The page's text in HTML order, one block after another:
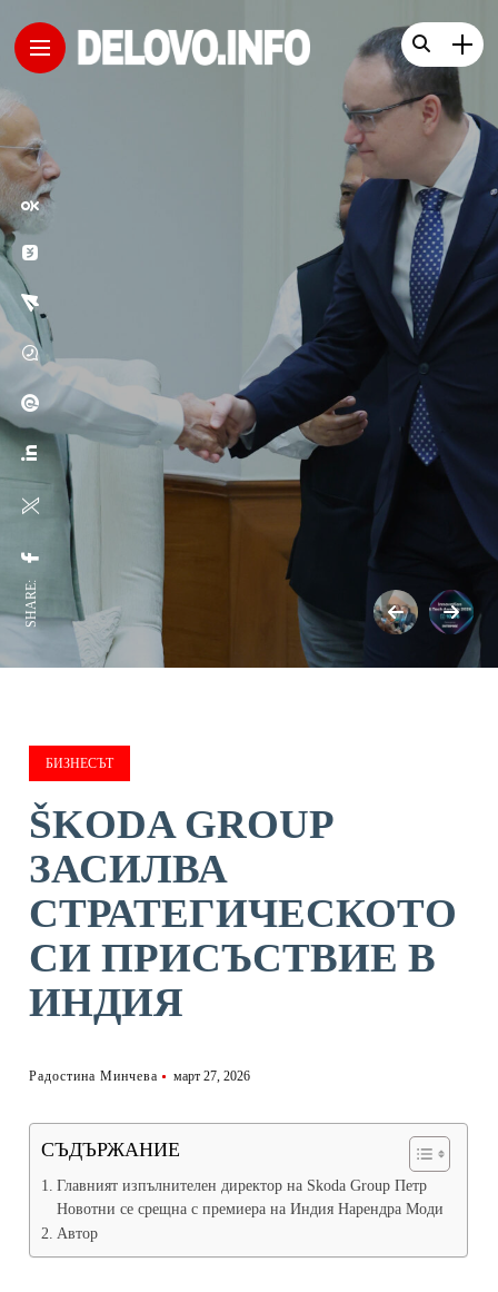
SHARE:
БИЗНЕСЪТ
ŠKODA GROUP
ЗАСИЛВА
СТРАТЕГИЧЕСКОТО
СИ ПРИСЪСТВИЕ В
ИНДИЯ
Радостина Минчева март 27, 2026
СЪДЪРЖАНИЕ
Главният изпълнителен директор на Skoda Group Петр
Новотни се срещна с премиера на Индия Нарендра Моди
Автор